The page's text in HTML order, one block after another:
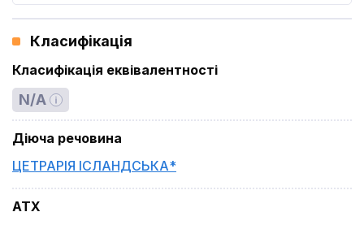
Класифікація
Класифікація еквівалентності
N/A
Діюча речовина
ЦЕТРАРІЯ ІСЛАНДСЬКА*
ATX